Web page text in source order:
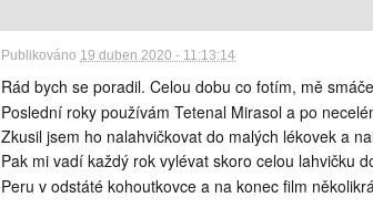
Publikováno 19 duben 2020 - 11:13:14
Rád bych se poradil. Celou dobu co fotím, mě
Poslední roky používám Tetenal Mirasol a po
Zkusil jsem ho nalahvičkovat do malých lékovek a
Pak mi vadí každý rok vylévat skoro celou lahvičku
Peru v odstáté kohoutkovce a na konec film